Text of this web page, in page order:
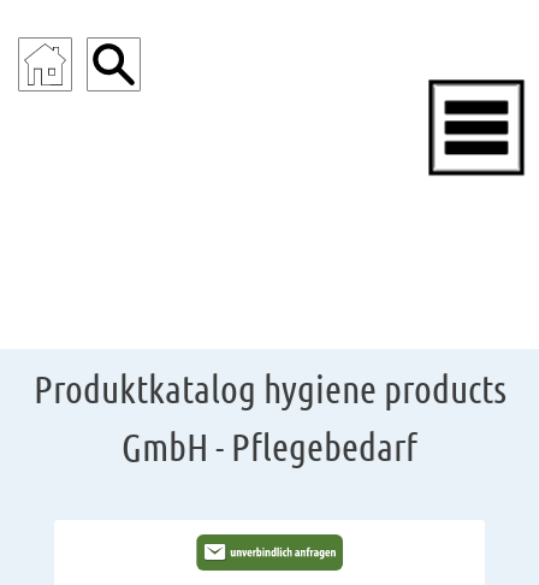
Produktkatalog hygiene products
GmbH - Pflegebedarf